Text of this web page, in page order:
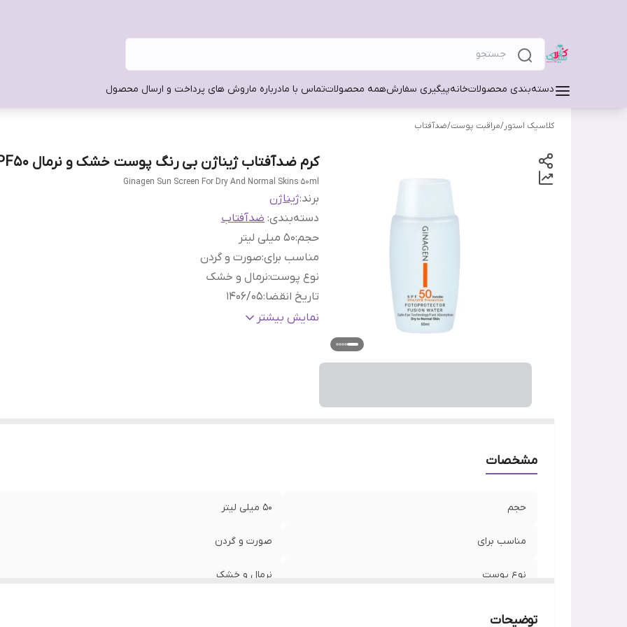
دسته‌بندی محصولاتخانهپیگیری سفارشهمه محصولاتتماس با مادرباره ماروش های پرداخت و ارسال محصول
کلاسیک استور/مراقبت پوست/ضدآفتاب
کرم ضدآفتاب ژیناژن بی رنگ پوست خشک و نرمال SPF50
Ginagen Sun Screen For Dry And Normal Skins 50ml
برند:ژیناژن
دسته‌بندی: ضدآفتاب
حجم:50 میلی لیتر
مناسب برای:صورت و گردن
نوع پوست:نرمال و خشک
تاریخ انقضا:
1406/05
ویژگی بافت سبک، مات کننده پوست، جذب سریع، جلوگیری از خشکینمایش بیشتر
مشخصات
حجم 50 میلی لیتر
مناسب برای صورت و گردن
نوع پوست نرمال و خشک
توضیحات